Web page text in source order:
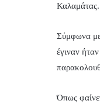
Καλαμάτας.
Σύμφωνα με
έγιναν
Όπως